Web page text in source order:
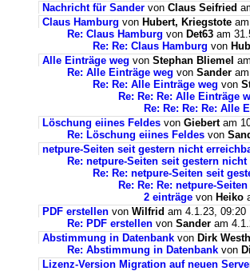
Nachricht für Sander von Claus Seifried
Claus Hamburg von Hubert, Kriegstote
Re: Claus Hamburg von Det63 am
Re: Re: Claus Hamburg von
Alle Einträge weg von Stephan Bliemel
Re: Alle Einträge weg von Sander
Re: Re: Alle Einträge weg von
Re: Re: Re: Alle Einträge
Re: Re: Re: Re: Alle
Löschung eiines Feldes von Giebertam
Re: Löschung eiines Feldes von
netpure-Seiten seit gestern nicht
Re: netpure-Seiten seit gestern
Re: Re: netpure-Seiten seit
Re: Re: Re: netpure-
2 einträge von Heiko
PDF erstellen von Wilfrid am 4.1.23, 09:20
Re: PDF erstellen von Sander am
Abstimmung in Datenbank von Dirk
Re: Abstimmung in Datenbank von
Lizenz-Version Migration auf neuen